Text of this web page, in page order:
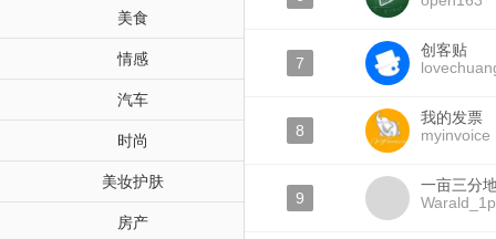
美食
情感
汽车
时尚
美妆护肤
房产
7
创客贴
8
我的发票
myinvoice
9
一亩三分